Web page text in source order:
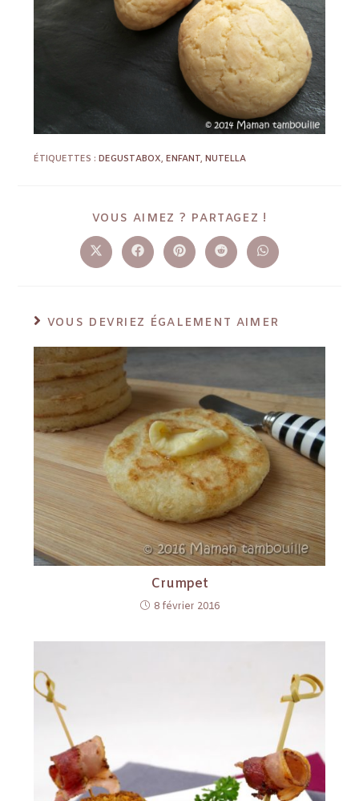
ÉTIQUETTES :DEGUSTABOX, ENFANT, NUTELLA
VOUS AIMEZ ? PARTAGEZ !
VOUS DEVRIEZ ÉGALEMENT AIMER
Crumpet
8 février 2016